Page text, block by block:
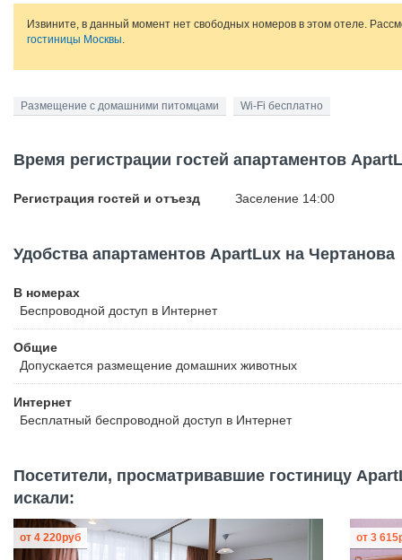
Извините, в данный момент нет свободных номеров в этом отеле.
гостиницы Москвы.
Размещение с домашними питомцами Wi-Fi бесплатно
Время регистрации гостей апартаментов
Регистрация гостей и отъезд Заселение 14:00
Удобства апартаментов ApartLux на Чертанова
В номерах
Беспроводной доступ в Интернет
Общие
Допускается размещение домашних животных
Интернет
Бесплатный беспроводной доступ в Интернет
Посетители, просматривавшие гостиницу
искали:
от 4 220руб от 3 615